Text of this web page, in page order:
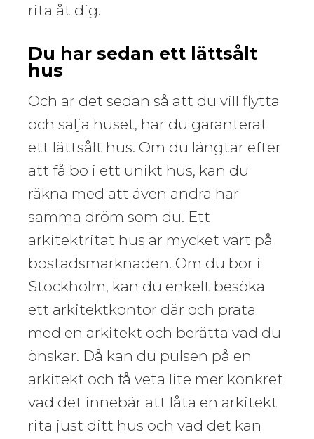
rita åt dig.
Du har sedan ett lättsålt
hus
Och är det sedan så att du vill flytta
och sälja huset, har du garanterat
ett lättsålt hus. Om du längtar efter
att få bo i ett unikt hus, kan du
räkna med att även andra har
samma dröm som du. Ett
arkitektritat hus är mycket värt på
bostadsmarknaden. Om du bor i
Stockholm, kan du enkelt besöka
ett arkitektkontor där och prata
med en arkitekt och berätta vad du
önskar. Då kan du pulsen på en
arkitekt och få veta lite mer konkret
vad det innebär att låta en arkitekt
rita just ditt hus och vad det kan